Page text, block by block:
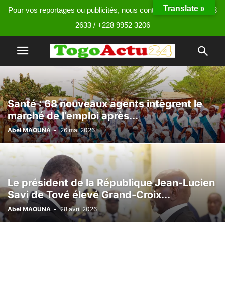
Pour vos reportages ou publicités, nous contacter au +228 9013
2633 / +228 9952 3206
Santé : 68 nouveaux agents intègrent le
marché de l’emploi après...
Abel MAOUNA - 26 mai 2026
Le président de la République Jean-Lucien
Savi de Tové élevé Grand-Croix...
Abel MAOUNA - 28 avril 2026
Translate »